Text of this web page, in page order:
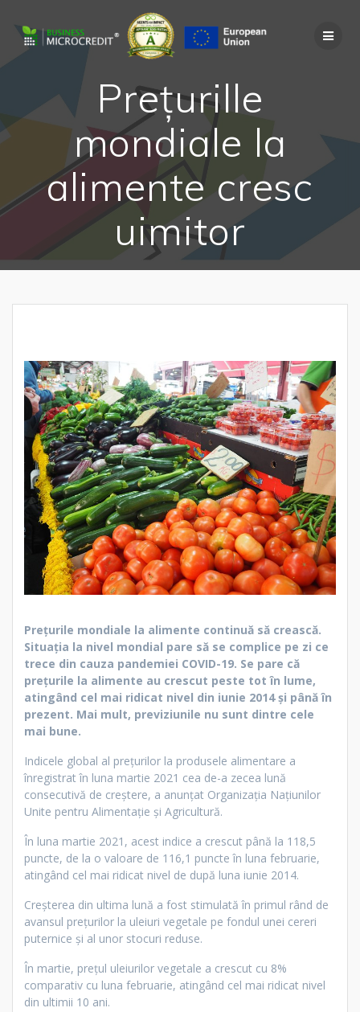
to
content
Prețurille
mondiale la
alimente cresc
uimitor
Preţurile mondiale la alimente continuă să crească.
Situația la nivel mondial pare să se complice pe zi ce
trece din cauza pandemiei COVID-19. Se pare că
prețurile la alimente au crescut peste tot în lume,
atingând cel mai ridicat nivel din iunie 2014 și până în
prezent. Mai mult, previziunile nu sunt dintre cele
mai bune.
Indicele global al preţurilor la produsele alimentare a
înregistrat în luna martie 2021 cea de-a zecea lună
consecutivă de creştere, a anunţat Organizaţia Naţiunilor
Unite pentru Alimentaţie şi Agricultură.
În luna martie 2021, acest indice a crescut până la 118,5
puncte, de la o valoare de 116,1 puncte în luna februarie,
atingând cel mai ridicat nivel de după luna iunie 2014.
Creşterea din ultima lună a fost stimulată în primul rând de
avansul preţurilor la uleiuri vegetale pe fondul unei cereri
puternice şi al unor stocuri reduse.
În martie, preţul uleiurilor vegetale a crescut cu 8%
comparativ cu luna februarie, atingând cel mai ridicat nivel
din ultimii 10 ani.